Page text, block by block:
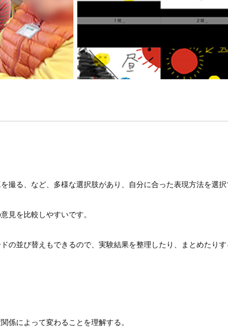
撮る、など、多様な選択肢があり、自分に合った表現方法を選択
見を比較しやすいです。
の並び替えもできるので、実験結果を整理したり、まとめたりす
係によって変わることを理解する。